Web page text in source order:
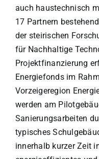
auch haustechnisch
17 Partnern
der steirischen
für Nachhaltige
Projektfinanzierung
Energiefonds im
Vorzeigeregion
werden am
Sanierungsarbeiten
typisches
innerhalb kurzer Zeit